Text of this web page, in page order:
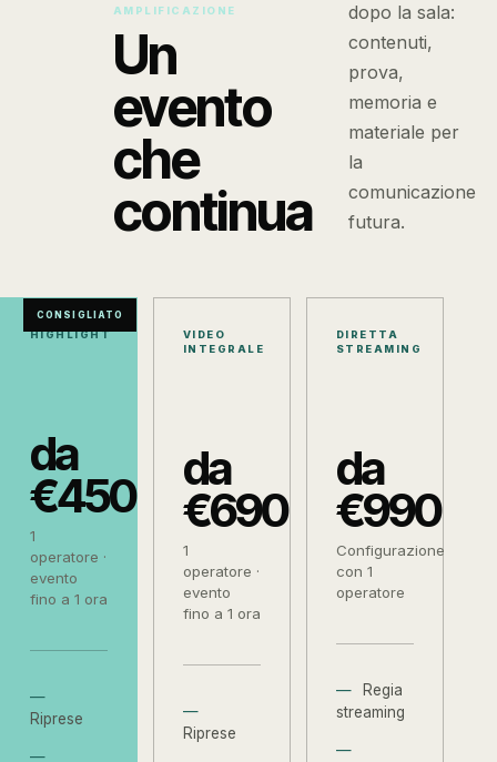
AMPLIFICAZIONE
Un
evento
che
continua
dopo la sala:
contenuti,
prova,
memoria e
materiale per
la
comunicazione
futura.
CONSIGLIATO
HIGHLIGHT
da
€450
1
operatore ·
evento
fino a 1 ora
Riprese
VIDEO
INTEGRALE
da
€690
1
operatore ·
evento
fino a 1 ora
Riprese
DIRETTA
STREAMING
da
€990
Configurazione
con 1
operatore
Regia
streaming